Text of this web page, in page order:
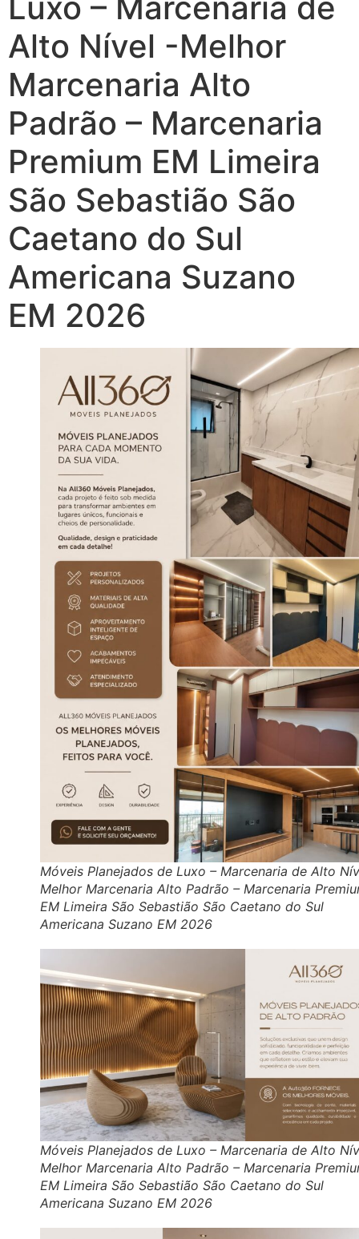
Alto Nível -Melhor
Marcenaria Alto
Padrão – Marcenaria
Premium EM Limeira
São Sebastião São
Caetano do Sul
Americana Suzano
EM 2026
Móveis Planejados de Luxo – Marcenaria de Alto
Melhor Marcenaria Alto Padrão – Marcenaria
EM Limeira São Sebastião São Caetano do Sul
Americana Suzano EM 2026
Móveis Planejados de Luxo – Marcenaria de Alto
Melhor Marcenaria Alto Padrão – Marcenaria
EM Limeira São Sebastião São Caetano do Sul
Americana Suzano EM 2026